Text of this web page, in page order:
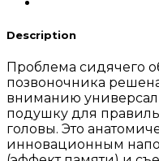
Description
Проблема сидячего
позвоночника
вниманию
подушку для
головы. Это
инновационным